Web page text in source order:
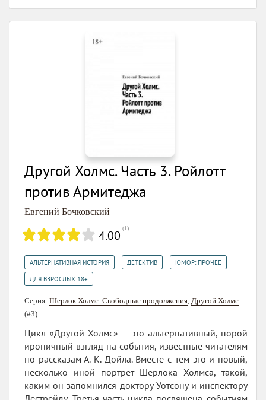
Другой Холмс. Часть 3. Ройлотт
против Армитеджа
Евгений Бочковский
4.00 (1)
АЛЬТЕРНАТИВНАЯ ИСТОРИЯ ДЕТЕКТИВ ЮМОР: ПРОЧЕЕ
ДЛЯ ВЗРОСЛЫХ 18+
Серия: Шерлок Холмс. Свободные продолжения Другой Холмс
(#3)
Цикл «Другой Холмс» – это альтернативный, порой
ироничный взгляд на события, известные читателям
по рассказам А. К. Дойла. Вместе с тем это и новый,
несколько иной портрет Шерлока Холмса, такой,
каким он запомнился доктору Уотсону и инспектору